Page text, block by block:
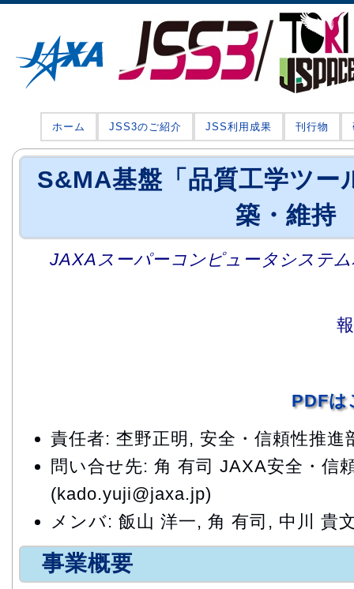
ホーム JSS3のご紹介 JSS利用成果 刊行物
S&MA基盤「品質工学ツー
築・維持
JAXAスーパーコンピュータシステ
PDFは
責任者: 杢野正明, 安全・信頼性推進
問い合せ先: 角 有司 JAXA安全・信
(kado.yuji@jaxa.jp)
メンバ: 飯山 洋一, 角 有司, 中川 貴
事業概要